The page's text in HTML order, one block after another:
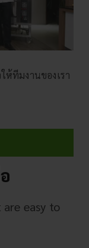
ห้ทีมงานของเรา